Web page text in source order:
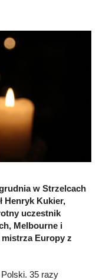
w Strzelcach
Henryk Kukier,
uczestnik
Melbourne i
mistrza Europy z
35 razy